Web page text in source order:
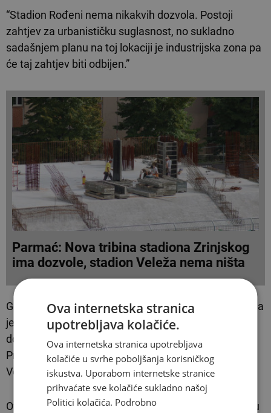
“Stadion Rođeni nema nikakvih dozvola. Postoji
zahtjev za urbanističku suglasnost, no sukladno
sadašnjem planu na toj lokaciji je industrijska zona pa
će taj zahtjev biti odbijen.”
Parmać: Nova tribina stadiona Zrinjskog
ima dozvole, stadion Veleža nema ništa
Govoreći o stadionu HŠK Zrinjski, Parmać je navela da
je klub urbanističku suglasnost dobio 2024. godine, a
dozvolu za rekonstrukciju u veljači 2026. godine.
Prema njezinim riječima, Zrinjski “ima dozvole”, dok
Velež “nema ništa”.
Ova izjava je točna samo u jednom, površnom smislu
Ova internetska stranica
upotrebljava kolačiće.
Ova internetska stranica upotrebljava
kolačiće u svrhe poboljšanja korisničkog
iskustva. Uporabom internetske stranice
prihvaćate sve kolačiće sukladno našoj
Politici kolačića. Podrobno